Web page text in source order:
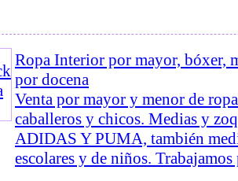
Ropa Interior por mayor, bóxer,
por docena
Venta por mayor y menor de
caballeros y chicos. Medias y
ADIDAS Y PUMA, también
escolares y de niños.